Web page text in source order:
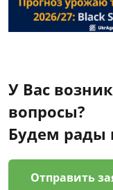
У Вас
вопросы?
Будем рады
Отправить